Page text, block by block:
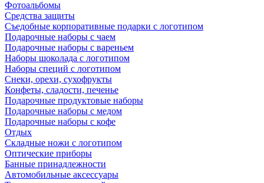
Фотоальбомы
Средства защиты
Съедобные корпоративные подарки с логотипом
Подарочные наборы с чаем
Подарочные наборы с вареньем
Наборы шоколада с логотипом
Наборы специй с логотипом
Снеки, орехи, сухофрукты
Конфеты, сладости, печенье
Подарочные продуктовые наборы
Подарочные наборы с медом
Подарочные наборы с кофе
Отдых
Складные ножи с логотипом
Оптические приборы
Банные принадлежности
Автомобильные аксессуары